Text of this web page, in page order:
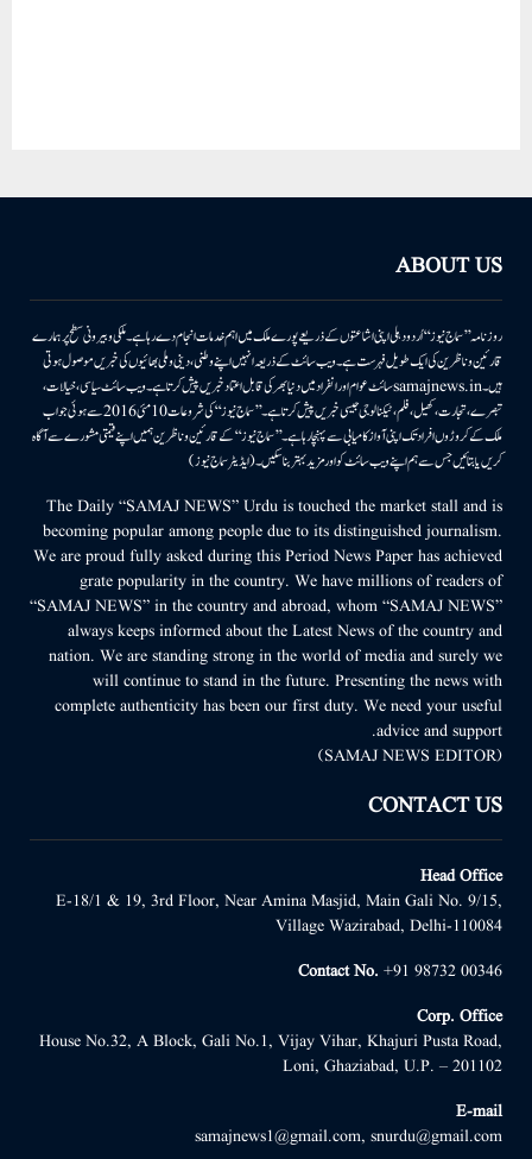
ABOUT US
روزنامہ ’’سماج نیوز‘‘ اُردو دہلی اپنی اشاعتوں کے ذریعے پورے ملک میں اہم خدمات انجام دے رہا ہے۔ ملکی وبیرونی سطح پر ہمارے
قارئین وناظرین کی ایک طویل فہرست ہے۔ ویب سائٹ کے ذریعہ انہیں اپنے وطنی، دینی وملی بھائیوں کی خبریں موصول ہوتی
ہیں۔samajnews.inسائٹ عوام اور انفراد میں دنیا بھر کی قابل اعتماد خبریں پیش کرتا ہے۔ ویب سائٹ سیاسی، خیالات،
تبصرے، تجارت، کھیل، فلم، ٹیکنالوجی جیسی خبریں پیش کرتا ہے۔ ’’سماج نیوز‘‘ کی شروعات 10مئی 2016 سے ہوئی جو اب
ملک کے کروڑوں افراد تک اپنی آواز کامیابی سے پہنچا رہا ہے۔ ’’سماج نیوز‘‘ کے قارئین وناظرین ہمیں اپنے قیمتی مشورے سے آگاہ
کریں یا بتائیں جس سے ہم اپنے ویب سائٹ کو اور مزید بہتر بناسکیں۔ (ایڈیٹر سماج نیوز)
The Daily “SAMAJ NEWS” Urdu is touched the market stall and is
becoming popular among people due to its distinguished journalism.
We are proud fully asked during this Period News Paper has achieved
grate popularity in the country. We have millions of readers of
“SAMAJ NEWS” in the country and abroad, whom “SAMAJ NEWS”
always keeps informed about the Latest News of the country and
nation. We are standing strong in the world of media and surely we
will continue to stand in the future. Presenting the news with
complete authenticity has been our first duty. We need your useful
advice and support.
(SAMAJ NEWS EDITOR)
CONTACT US
Head Office
E-18/1 & 19, 3rd Floor, Near Amina Masjid, Main Gali No. 9/15,
Village Wazirabad, Delhi-110084
Contact No. +91 98732 00346
Corp. Office
House No.32, A Block, Gali No.1, Vijay Vihar, Khajuri Pusta Road,
Loni, Ghaziabad, U.P. – 201102
E-mail
samajnews1@gmail.com, snurdu@gmail.com